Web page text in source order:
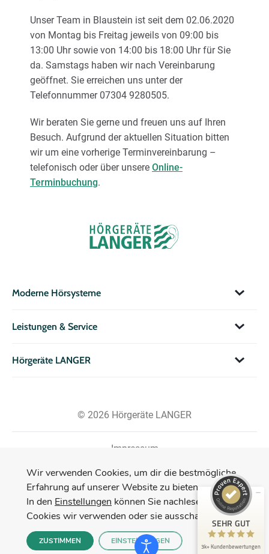
Unser Team in Blaustein ist seit dem 02.06.2020
von Montag bis Freitag jeweils von 09:00 bis
13:00 Uhr sowie von 14:00 bis 18:00 Uhr für Sie
da. Samstags haben wir nach Vereinbarung
geöffnet. Sie erreichen uns unter der
Telefonnummer 07304 9280505.
Wir beraten Sie gerne und freuen uns auf Ihren
Besuch. Aufgrund der aktuellen Situation bitten
wir um eine vorherige Terminvereinbarung –
telefonisch oder über unsere Online-
Terminbuchung.
Moderne Hörsysteme
Leistungen & Service
Hörgeräte LANGER
© 2026 Hörgeräte LANGER
Impressum
Datenschutzerklärung
HOTLINE: +49 800 0935370
Wir verwenden Cookies, um dir die bestmögliche
Erfahrung auf unserer Website zu bieten.
In den Einstellungen können Sie nachlesen, welche
Cookies wir verwenden oder sie ausschalten.
ZUSTIMMEN EINSTELLUNGEN
SEHR GUT
3k+ Kundenbewertungen
Kundenbewertungen und Erfahrungen zu
Hörgeräte LANGER GmbH & Co. KG
SEHR GUT
4,92 / 5,00
3.144
Bewertungen von 50
anderen Quellen